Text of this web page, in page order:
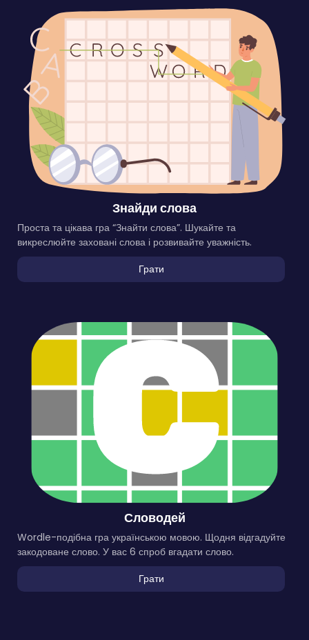
Знайди слова
Проста та цікава гра “Знайти слова”. Шукайте та
викреслюйте заховані слова і розвивайте уважність.
Грати
Словодей
Wordle-подібна гра українською мовою. Щодня відгадуйте
закодоване слово. У вас 6 спроб вгадати слово.
Грати